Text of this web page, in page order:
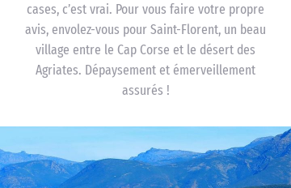
cases, c’est vrai. Pour vous faire votre propre
avis, envolez-vous pour Saint-Florent, un beau
village entre le Cap Corse et le désert des
Agriates. Dépaysement et émerveillement
assurés !